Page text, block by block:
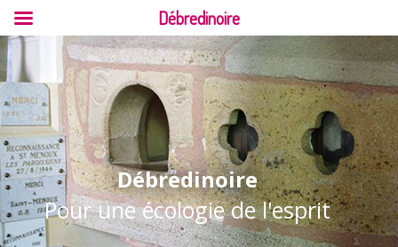
Débredinoire
Pour une écologie de l'esprit
Débredinoire